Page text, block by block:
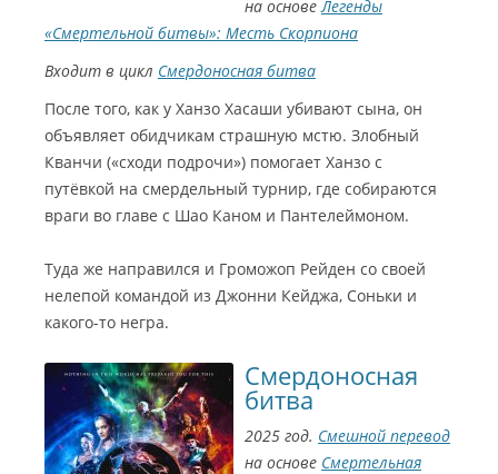
на основеЛегенды
«Смертельной битвы»: Месть Скорпиона
Входит в цикл Смердоносная битва
После того, как у Ханзо Хасаши убивают сына, он
объявляет обидчикам страшную мстю. Злобный
Кванчи («сходи подрочи») помогает Ханзо с
путёвкой на смердельный турнир, где собираются
враги во главе с Шао Каном и Пантелеймоном.
Туда же направился и Громожоп Рейден со своей
нелепой командой из Джонни Кейджа, Соньки и
какого-то негра.
Смердоносная
битва
2025 год. Смешной перевод
на основе Смертельная